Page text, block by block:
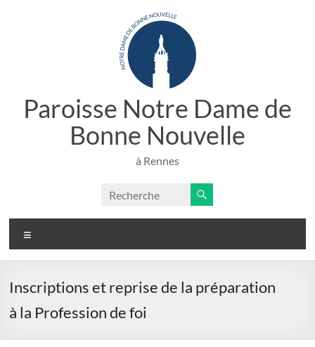
Paroisse Notre Dame de
Bonne Nouvelle
à Rennes
Inscriptions et reprise de la préparation
à la Profession de foi